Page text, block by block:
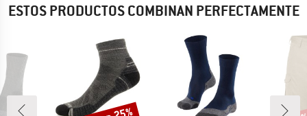
ESTOS PRODUCTOS COMBINAN PERFECTAMENTE